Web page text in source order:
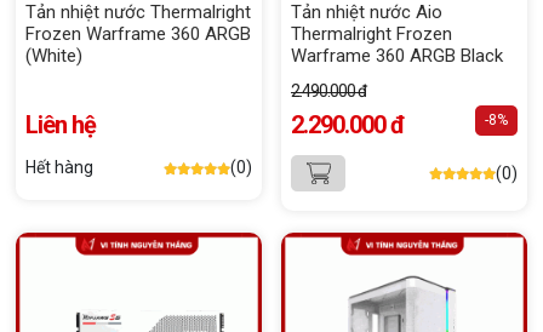
Tản nhiệt nước Thermalright
Frozen Warframe 360 ARGB
(White)
Liên hệ
Hết hàng (0)
Tản nhiệt nước Aio
Thermalright Frozen
Warframe 360 ARGB Black
2.490.000 đ
2.290.000 đ -8%
(0)